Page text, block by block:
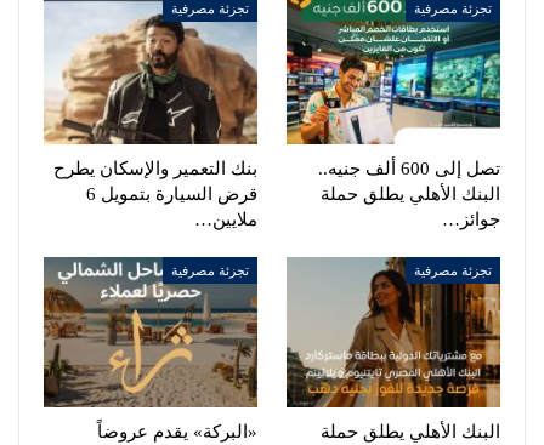
تجزئة مصرفية
تصل إلى 600 ألف جنيه..
البنك الأهلي يطلق حملة
جوائز…
تجزئة مصرفية
بنك التعمير والإسكان يطرح
قرض السيارة بتمويل 6
ملايين…
تجزئة مصرفية
البنك الأهلي يطلق حملة
تجزئة مصرفية
«البركة» يقدم عروضاً